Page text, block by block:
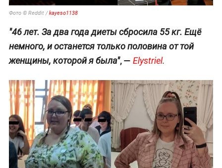
Фото © Reddit /kayeso1138
"46 лет. За два года диеты сбросила 55 кг. Ещё
немного, и останется только половина от той
женщины, которой я была", — Elystriel.